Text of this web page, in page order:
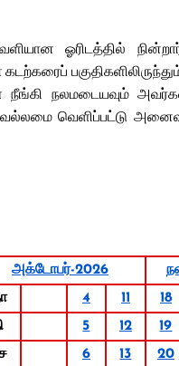
ஓரிடத்தில்
கடற்கரைப்
நலமடையவும்
வெளிப்பட்டு
அக்டோபர்-2026
4 11 18
5 12 19
6 13 20